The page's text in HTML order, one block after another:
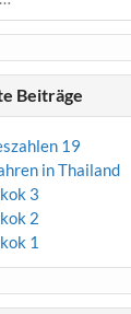
Beiträge
19
in Thailand
3
2
1